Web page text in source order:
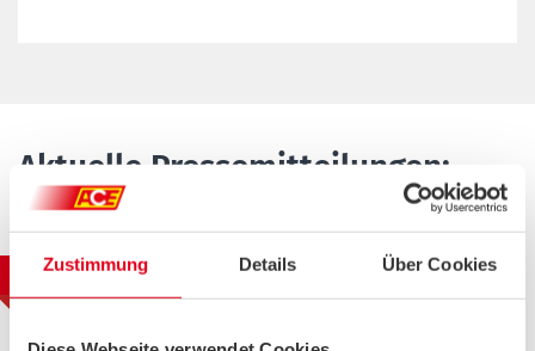
Zustimmung Details Über Cookies
Aktuelle Pressemitteilungen:
06.05.2021
ACE fordert konkrete
Maßnahmen statt